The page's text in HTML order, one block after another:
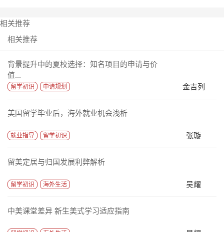
相关推荐
相关推荐
背景提升中的夏校选择：知名项目的申请与价
值...
留学初识 申请规划 金吉列
美国留学毕业后，海外就业机会浅析
就业指导 留学初识 张璇
留美定居与归国发展利弊解析
留学初识 海外生活 吴耀
中美课堂差异 新生美式学习适应指南